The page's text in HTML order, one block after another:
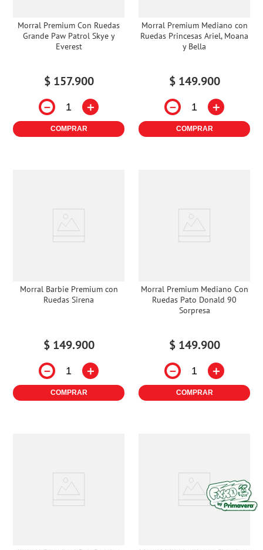
Morral Premium Con Ruedas
Grande Paw Patrol Skye y
Everest
$ 157.900
－ ＋
COMPRAR
Morral Premium Mediano con
Ruedas Princesas Ariel, Moana
y Bella
$ 149.900
－ ＋
COMPRAR
Morral Barbie Premium con
Ruedas Sirena
$ 149.900
－ ＋
COMPRAR
Morral Premium Mediano Con
Ruedas Pato Donald 90
Sorpresa
$ 149.900
－ ＋
COMPRAR